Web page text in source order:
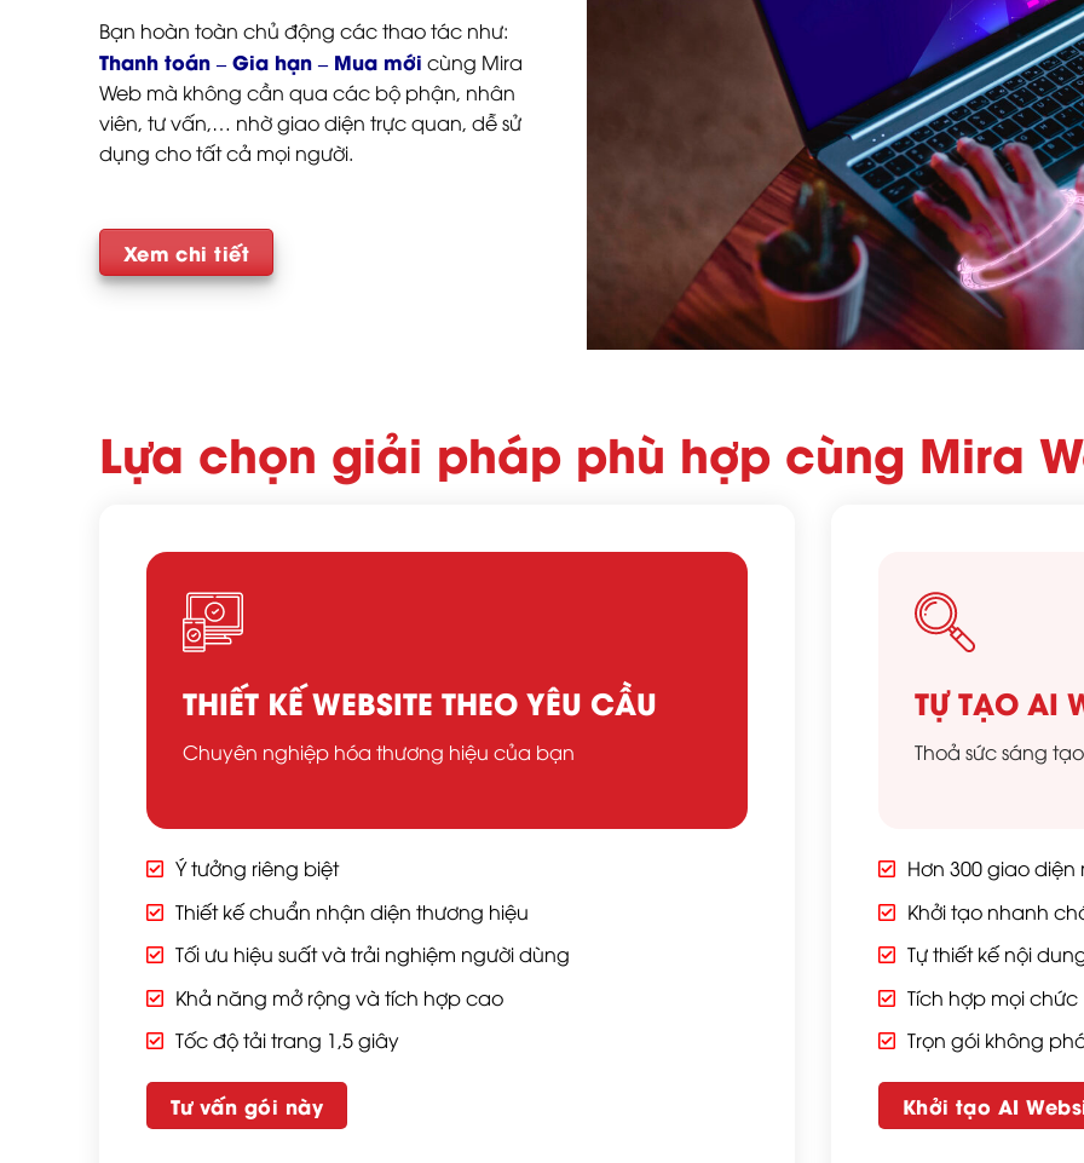
Bạn hoàn toàn chủ động các thao tác như:
Thanh toán – Gia hạn – Mua mới cùng Mira
Web mà không cần qua các bộ phận, nhân
viên, tư vấn,… nhờ giao diện trực quan, dễ sử
dụng cho tất cả mọi người.
Xem chi tiết
Lựa chọn giải pháp phù hợp cùng Mira
THIẾT KẾ WEBSITE THEO YÊU CẦU
Chuyên nghiệp hóa thương hiệu của bạn
Ý tưởng riêng biệt
Thiết kế chuẩn nhận diện thương hiệu
Tối ưu hiệu suất và trải nghiệm người dùng
Khả năng mở rộng và tích hợp cao
Tốc độ tải trang 1,5 giây
Tư vấn gói này
TỰ TẠO AI
Thoả sức sáng
Hơn 300 giao
Khởi tạo nhanh
Tự thiết kế nội
Tích hợp mọi
Trọn gói không
Khởi tạo AI